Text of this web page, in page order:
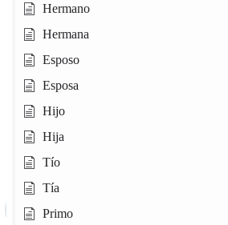
Hermano
Hermana
Esposo
Esposa
Hijo
Hija
Tío
Tía
Primo